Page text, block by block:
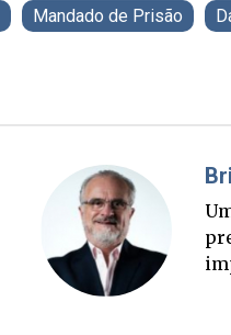
Mandado de Prisão